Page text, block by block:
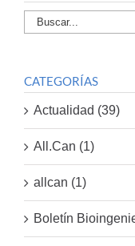
Buscar
por:
CATEGORÍAS
Actualidad (39)
All.Can (1)
allcan (1)
Boletín